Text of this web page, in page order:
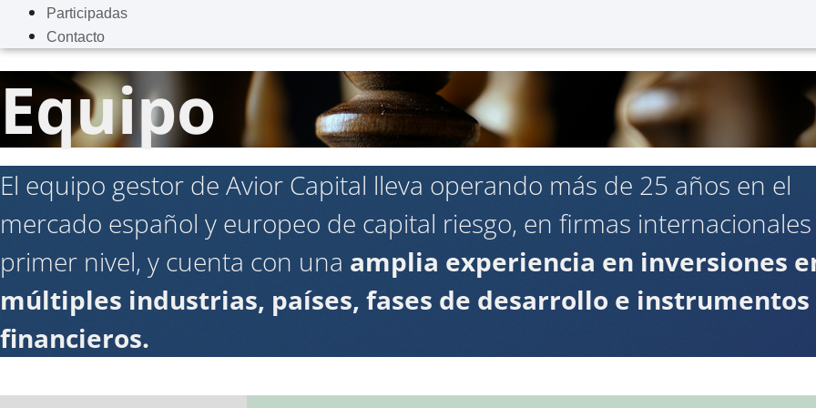
Participadas
Contacto
Equipo
El equipo gestor de Avior Capital lleva operando más de 25 años en el
mercado español y europeo de capital riesgo, en firmas
primer nivel, y cuenta con una amplia experiencia en inversiones
múltiples industrias, países, fases de desarrollo e instrumentos
financieros.